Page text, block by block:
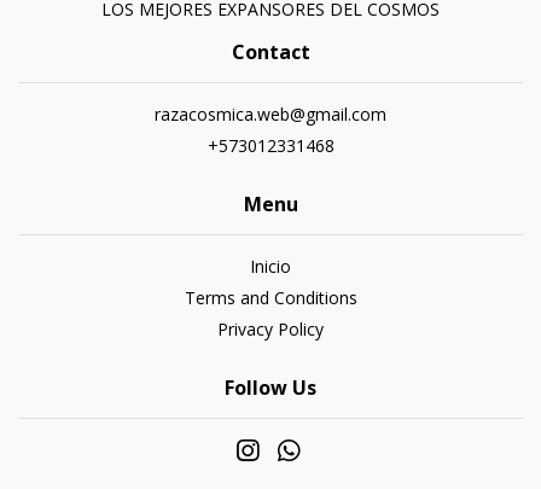
LOS MEJORES EXPANSORES DEL COSMOS
Contact
razacosmica.web@gmail.com
+573012331468
Menu
Inicio
Terms and Conditions
Privacy Policy
Follow Us